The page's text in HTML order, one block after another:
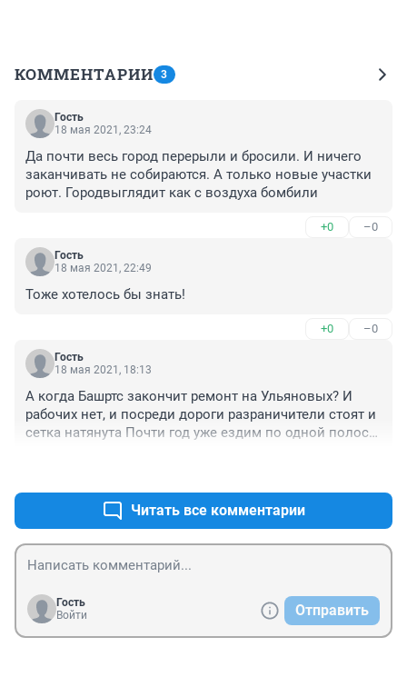
КОММЕНТАРИИ 3
Гость
18 мая 2021, 23:24
Да почти весь город перерыли и бросили. И ничего
заканчивать не собираются. А только новые участки
роют. Городвыглядит как с воздуха бомбили
+0 –0
Гость
18 мая 2021, 22:49
Тоже хотелось бы знать!
+0 –0
Гость
18 мая 2021, 18:13
А когда Башртс закончит ремонт на Ульяновых? И
рабочих нет, и посреди дороги разраничители стоят и
сетка натянута Почти год уже ездим по одной полосе
Читать все комментарии
Гость
Войти
Отправить